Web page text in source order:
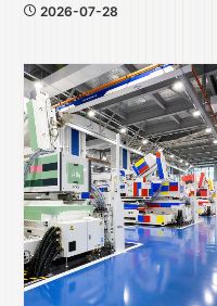
2026-07-28